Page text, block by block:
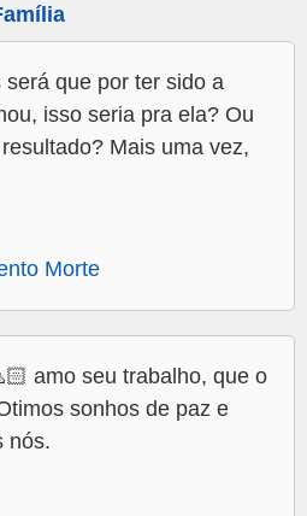
que por ter sido a
isso seria pra ela? Ou
Mais uma vez,
Morte
amo seu trabalho, que o
sonhos de paz e
nós.